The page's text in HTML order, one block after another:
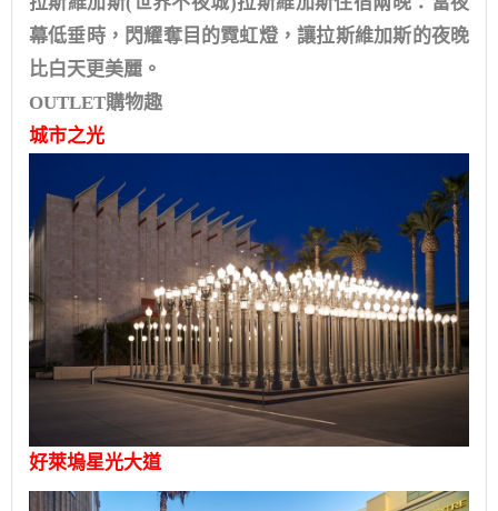
幕低垂時，閃耀奪目的霓虹燈，讓拉斯維加斯的夜晚
比白天更美麗。
OUTLET購物趣
城市之光
好萊塢星光大道